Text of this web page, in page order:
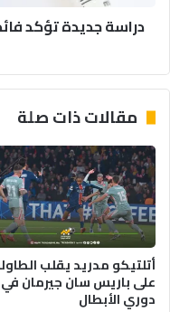
الرحم
دراسة جديدة تؤكد
مقالات ذات صلة
أتلتيكو مدريد يقلب
على باريس سان جيرمان في
دوري الأبطال